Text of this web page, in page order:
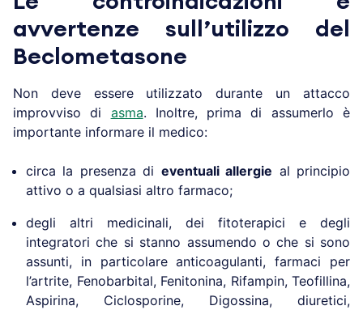
avvertenze sull’utilizzo del
Beclometasone
Non deve essere utilizzato durante un attacco
improvviso di asma. Inoltre, prima di assumerlo è
importante informare il medico:
circa la presenza di eventuali allergie al principio
attivo o a qualsiasi altro farmaco;
degli altri medicinali, dei fitoterapici e degli
integratori che si stanno assumendo o che si sono
assunti, in particolare anticoagulanti, farmaci per
l’artrite, Fenobarbital, Fenitonina, Rifampin, Teofillina,
Aspirina, Ciclosporine, Digossina, diuretici,